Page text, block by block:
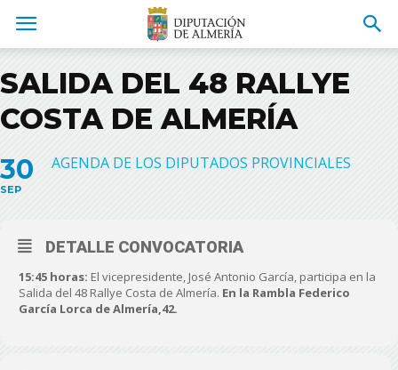
SALIDA DEL 48 RALLYE
COSTA DE ALMERÍA
30
SEP
AGENDA DE LOS DIPUTADOS PROVINCIALES
DETALLE CONVOCATORIA
15:45 horas: El vicepresidente, José Antonio García, participa en la
Salida del 48 Rallye Costa de Almería. En la Rambla Federico
García Lorca de Almería,42.